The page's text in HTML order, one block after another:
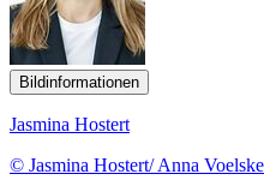
Bildinformationen
Jasmina Hostert
© Jasmina Hostert/ Anna Voelske